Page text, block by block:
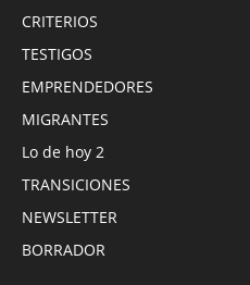
CRITERIOS
TESTIGOS
EMPRENDEDORES
MIGRANTES
Lo de hoy 2
TRANSICIONES
NEWSLETTER
BORRADOR